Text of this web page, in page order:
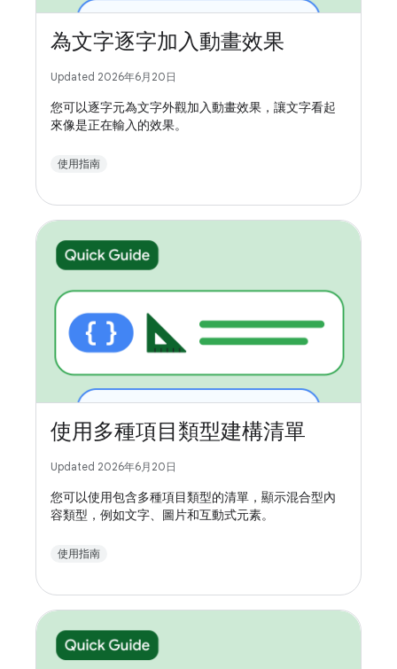
為文字逐字加入動畫效果
Updated 2026年6月20日
您可以逐字元為文字外觀加入動畫效果，讓文字看起
來像是正在輸入的效果。
使用指南
使用多種項目類型建構清單
Updated 2026年6月20日
您可以使用包含多種項目類型的清單，顯示混合型內
容類型，例如文字、圖片和互動式元素。
使用指南